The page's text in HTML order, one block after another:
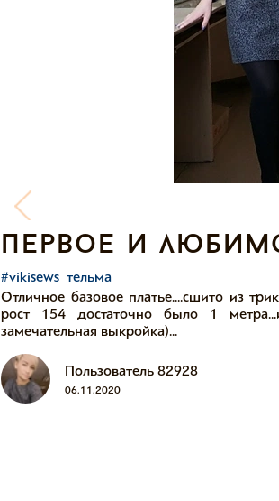
первое и
#vikisews_тельма
Отличное базовое платье....сшито из
рост 154 достаточно было 1
замечательная выкройка)...
Пользователь 82928
06.11.2020